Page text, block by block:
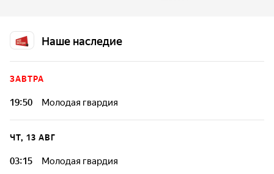
в день годовщины Октября развешивают красные флаги.
Наше наследие
ЗАВТРА
19:50 Молодая гвардия
ЧТ, 13 АВГ
03:15 Молодая гвардия